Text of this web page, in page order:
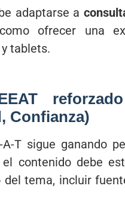
adaptarse a
ofrecer una
tablets.
Confianza)
A-T sigue ganando
el contenido debe
del tema, incluir